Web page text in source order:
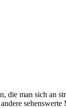
man sich an